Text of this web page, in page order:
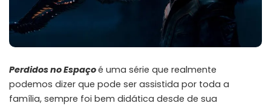
Perdidos no Espaçoé uma série que realmente
podemos dizer que pode ser assistida por toda a
família, sempre foi bem didática desde de sua